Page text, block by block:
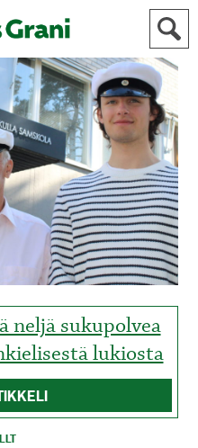
neljä sukupolvea
lukiosta